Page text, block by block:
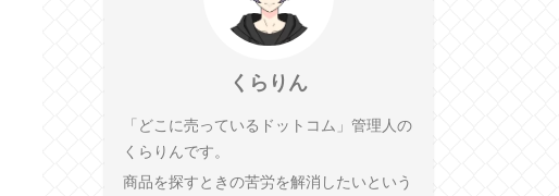
くらりん
「どこに売っているドットコム」管理人の
くらりんです。
商品を探すときの苦労を解消したいという